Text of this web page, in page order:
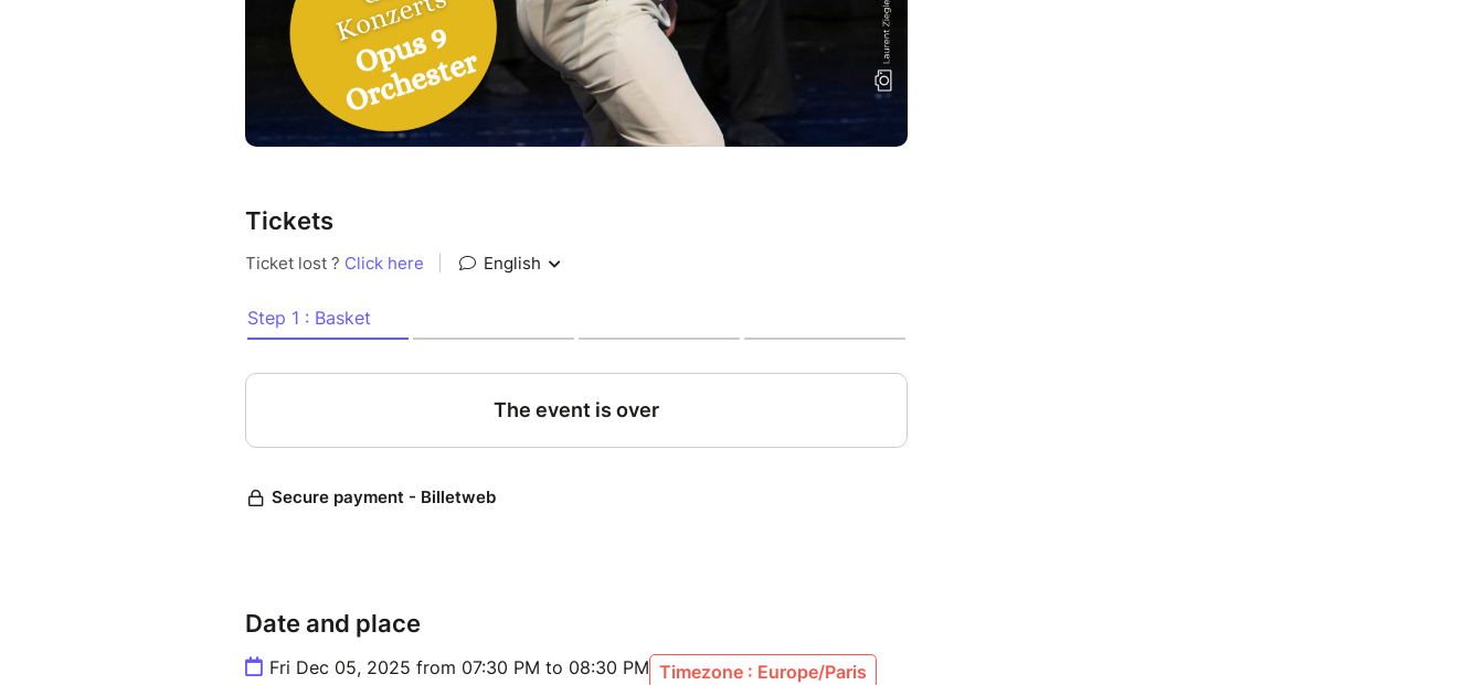
bedeutendes Werk des Orchesterrepertoires, das weltweit gespielt wird, und
liefert dank einer choreografischen Umsetzung originelle Hörtipps. Die
Sinfonie wird durch die Ouvertüre „Die Hebriden“ von Felix Mendelssohn
eingeleitet.
Im ersten Teil des Konzerts wird das Orchester Opus 9 zu hören sein, ein
Wien“ getragen wird.
Orchester „La Chambre Concertante Wien“
Performer:innen-Tänzer:innen des 2 Jahrgangs des Bachelorstudiums
Zeitgenössischer und Klassischer Tanz der Musik und Kunst Privatuniversität
der Stadt Wien - MUK
Virginie Roy und Marijke Wagner, Choreografie
Tickets
Date and place
Fri Dec 05, 2025 from 07:30 PM to 08:30 PM Timezone : Europe/Paris